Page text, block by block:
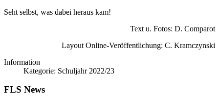
Seht selbst, was dabei heraus kam!
Text u. Fotos: D. Comparot
Layout Online-Veröffentlichung: C. Kramczynski
Information
Kategorie: Schuljahr 2022/23
FLS News